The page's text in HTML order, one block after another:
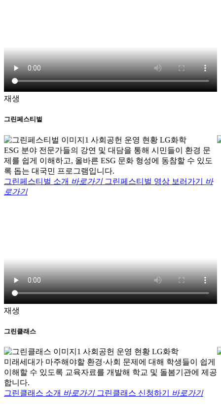
재생
그린페스티벌
ESG 분야 전문가들의 강연 및 대담을 통해 시민들이 환경 문
제를 쉽게 이해하고, 올바른 ESG 문화 형성에 동참할 수 있도
록 돕는 대국민 프로그램입니다.
그린페스티벌 소개 바로가기 그린페스티벌 영상 보러가기
바
로가기
재생
그린클래스
미래세대가 마주해야할 환경·사회 문제에 대해 학생들이 쉽게
이해할 수 있도록 교육자료를 개발해 학교 및 돌봄기관에 제공
합니다.
그린클래스 소개 바로가기 그린클래스 신청하기 바로가기